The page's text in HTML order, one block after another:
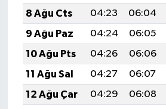
8 Ağu Cts
04:23 06:04
9 Ağu Paz
04:24 06:05
10 Ağu Pts
04:26 06:06
11 Ağu Sal
04:27 06:07
12 Ağu Çar
04:29 06:08